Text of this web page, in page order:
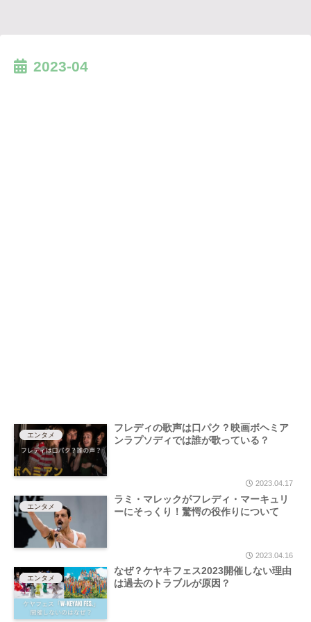
2023-04
エンタメ
フレディの歌声は口パク？映画ボヘミア
ンラプソディでは誰が歌っている？
2023.04.17
エンタメ
ラミ・マレックがフレディ・マーキュリ
ーにそっくり！驚愕の役作りについて
2023.04.16
エンタメ
なぜ？ケヤキフェス2023開催しない理由
は過去のトラブルが原因？